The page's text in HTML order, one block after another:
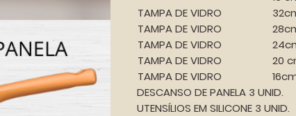
TAMPA DE VIDRO
TAMPA DE VIDRO
TAMPA DE VIDRO
TAMPA DE VIDRO
TAMPA DE VIDRO
20
DESCANSO DE PANELA 3 UNID.
UTENSÍLIOS EM SILICONE 3 UNID.